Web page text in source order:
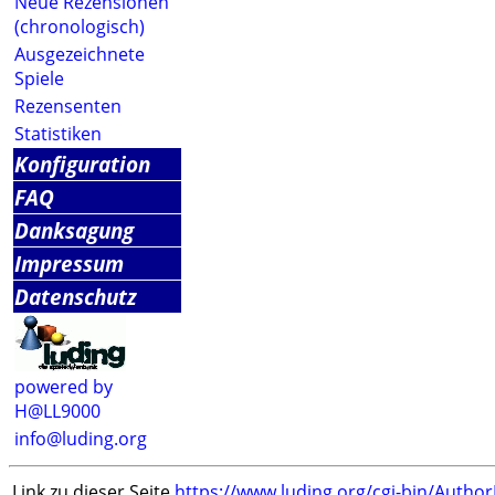
(chronologisch)
Ausgezeichnete
Spiele
Rezensenten
Statistiken
Konfiguration
FAQ
Danksagung
Impressum
Datenschutz
powered by
H@LL9000
info@luding.org